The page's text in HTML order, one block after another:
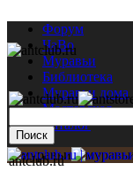
Форум
ЧаВо
Муравьи
Библиотека
Муравьи дома
Мастерская
Каталог
antclub.ru